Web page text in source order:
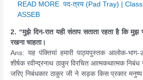
READ MORE पद-त्रय (Pad Tray) |
ASSEB
2. “मुझे दिन-रात यही संताप सताता रहता है कि
रखना चाहता।
Ans: यह पंक्तियां हमारी पाठ्यपुस्तक आलोक-
शीर्षक रवीन्द्रनाथ ठाकुर विरचित आत्मकथात्मक
जरिए निबंधकार ठाकुर जी ने सड़क किस प्रकार